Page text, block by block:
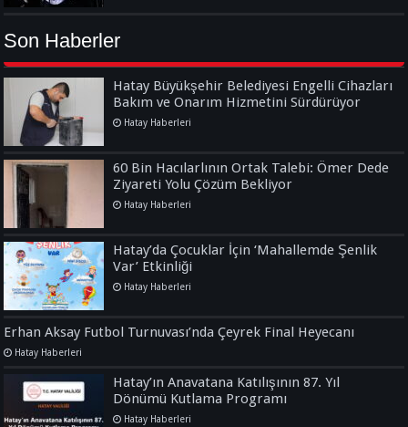
Son Haberler
Hatay Büyükşehir Belediyesi Engelli Cihazları
Bakım ve Onarım Hizmetini Sürdürüyor
Hatay Haberleri
60 Bin Hacılarlının Ortak Talebi: Ömer Dede
Ziyareti Yolu Çözüm Bekliyor
Hatay Haberleri
Hatay’da Çocuklar İçin ‘Mahallemde Şenlik
Var’ Etkinliği
Hatay Haberleri
Erhan Aksay Futbol Turnuvası’nda Çeyrek Final Heyecanı
Hatay Haberleri
Hatay’ın Anavatana Katılışının 87. Yıl
Dönümü Kutlama Programı
Hatay Haberleri